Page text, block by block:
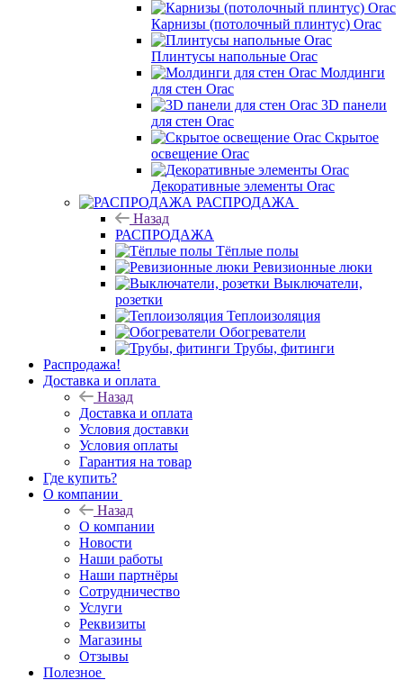
Карнизы (потолочный плинтус) Orac
Плинтусы напольные Orac
Молдинги
для стен Orac
3D панели
для стен Orac
Скрытое
освещение Orac
Декоративные элементы Orac
РАСПРОДАЖА
Назад
РАСПРОДАЖА
Тёплые полы
Ревизионные люки
Выключатели,
розетки
Теплоизоляция
Обогреватели
Трубы, фитинги
Распродажа!
Доставка и оплата
Назад
Доставка и оплата
Условия доставки
Условия оплаты
Гарантия на товар
Где купить?
О компании
Назад
О компании
Новости
Наши работы
Наши партнёры
Сотрудничество
Услуги
Реквизиты
Магазины
Отзывы
Полезное